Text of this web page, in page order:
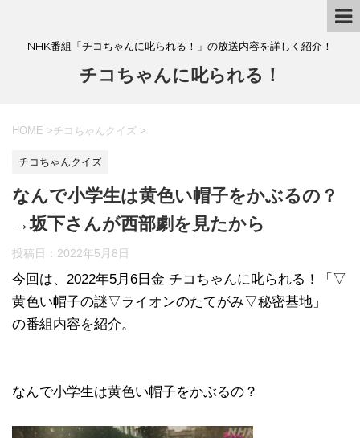
NHK番組「チコちゃんに叱られる！」の放送内容を詳しく紹介！
チコちゃんに叱られる！
HOME >チコちゃんクイズ >
チコちゃんクイズ
なんで小学生は黄色い帽子をかぶるの？
→坂下さんが西部劇を見たから
投稿日： 2022年5月8日
今回は、2022年5月6日金 チコちゃんに叱られる！「▽
黄色い帽子の謎▽ライオンのたてがみ▽秘密基地」
の番組内容を紹介。
なんで小学生は黄色い帽子をかぶるの？